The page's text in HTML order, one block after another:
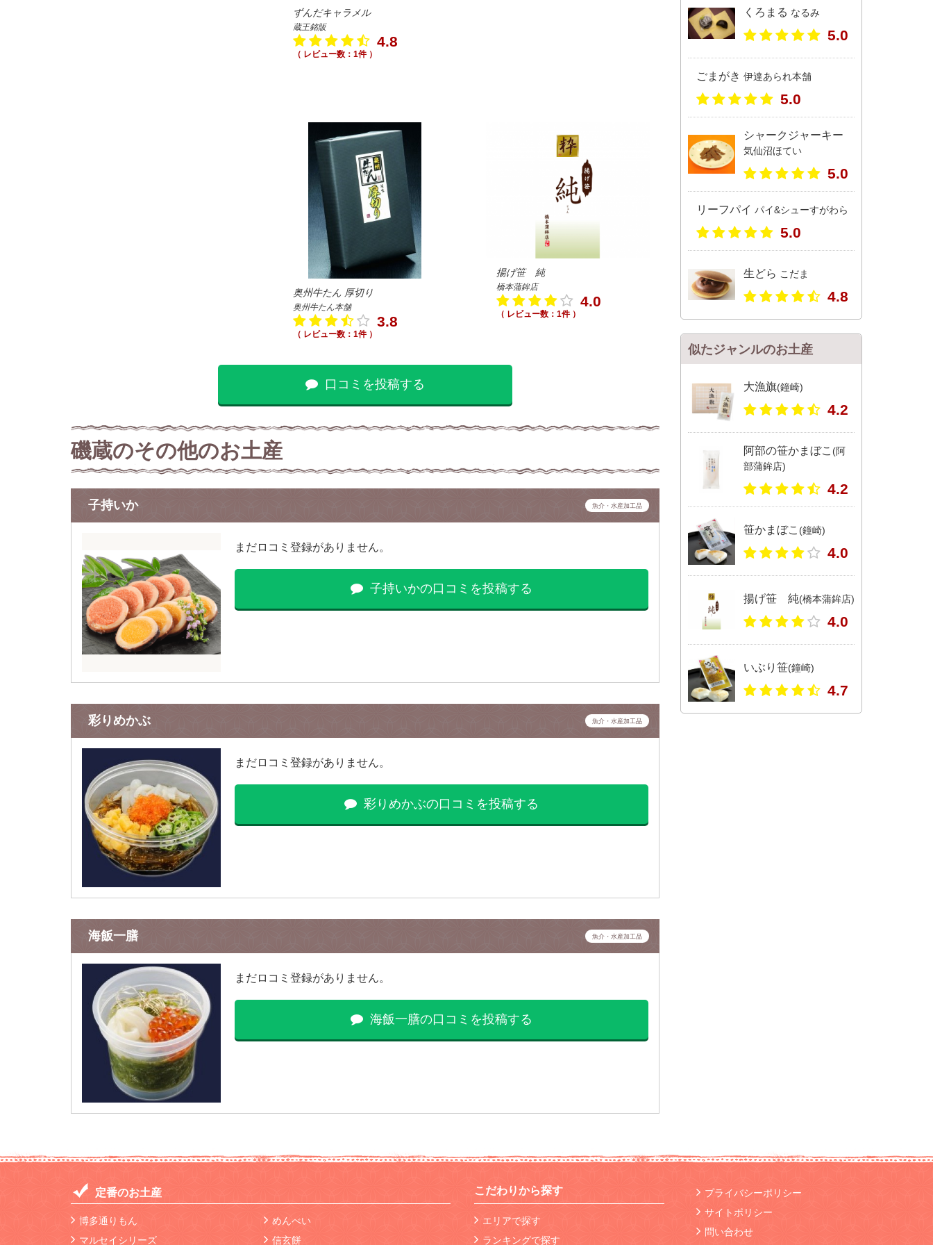
ずんだキャラメル
蔵王銘販
4.8
（ レビュー数：1件 ）
奥州牛たん 厚切り
奥州牛たん本舗
3.8
（ レビュー数：1件 ）
揚げ笹 純
橋本蒲鉾店
4.0
（ レビュー数：1件 ）
口コミを投稿する
磯蔵のその他のお土産
子持いか 魚介・水産加工品
まだロコミ登録がありません。
子持いかの口コミを投稿する
彩りめかぶ 魚介・水産加工品
まだロコミ登録がありません。
彩りめかぶの口コミを投稿する
海飯一膳 魚介・水産加工品
まだロコミ登録がありません。
海飯一膳の口コミを投稿する
くろまる なるみ
5.0
ごまがき 伊達あられ本舗
5.0
シャークジャーキー
気仙沼ほてい
5.0
リーフパイ パイ&シューすがわら
5.0
生どら こだま
4.8
似たジャンルのお土産
大漁旗(鐘崎)
4.2
阿部の笹かまぼこ (阿
部蒲鉾店)
4.2
笹かまぼこ (鐘崎)
4.0
揚げ笹 純(橋本蒲鉾店)
4.0
いぶり笹(鐘崎)
4.7
定番のお土産
博多通りもん
マルセイシリーズ
めんべい
信玄餅
こだわりから探す
エリアで探す
ランキングで探す
プライバシーポリシー
サイトポリシー
問い合わせ